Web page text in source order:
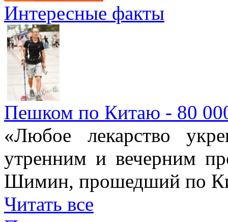
Интересные факты
Пешком по Китаю - 80
«Любое лекарство
утренним и вечерним
Шимин, прошедший по
Читать все